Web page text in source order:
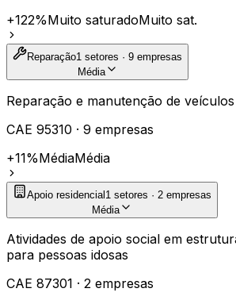
+122%Muito saturadoMuito sat.
Reparação1 setores · 9 empresas
Média
Reparação e manutenção de
CAE 95310 · 9 empresas
+11%MédiaMédia
Apoio residencial1 setores · 2 empresas
Média
Atividades de apoio social em
para pessoas idosas
CAE 87301 · 2 empresas